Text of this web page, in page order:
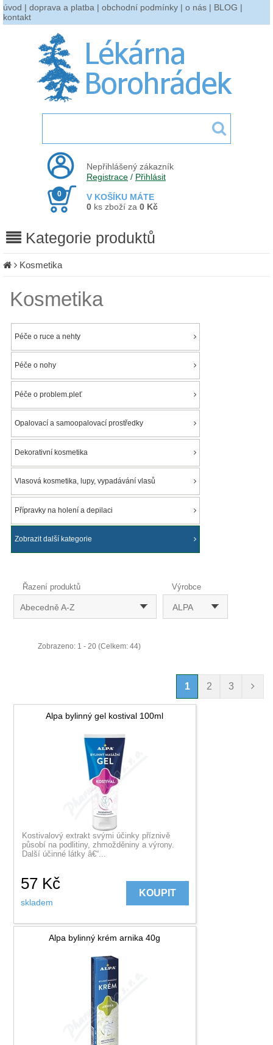
úvod | doprava a platba | obchodní podmínky | o nás | BLOG |
kontakt
Nepřihlášený zákazník
Registrace / Přihlásit
V KOŠÍKU MÁTE
0
0 ks zboží za 0 Kč
Kategorie produktů
Kosmetika
Kosmetika
Péče o ruce a nehty
Péče o nohy
Péče o problem.pleť
Opalovací a samoopalovací prostředky
Dekorativní kosmetika
Vlasová kosmetika, lupy, vypadávání vlasů
Přípravky na holení a depilaci
Zobrazit další kategorie
Řazení produktů
Abecedně A-Z
Výrobce
ALPA
Zobrazeno: 1 - 20 (Celkem: 44)
1 2 3
Alpa bylinný gel kostival 100ml
Kostivalový extrakt svými účinky příznivě
působí na podlitiny, zhmožděniny a výrony.
Další účinné látky â€“...
57 Kč
skladem
KOUPIT
Alpa bylinný krém arnika 40g